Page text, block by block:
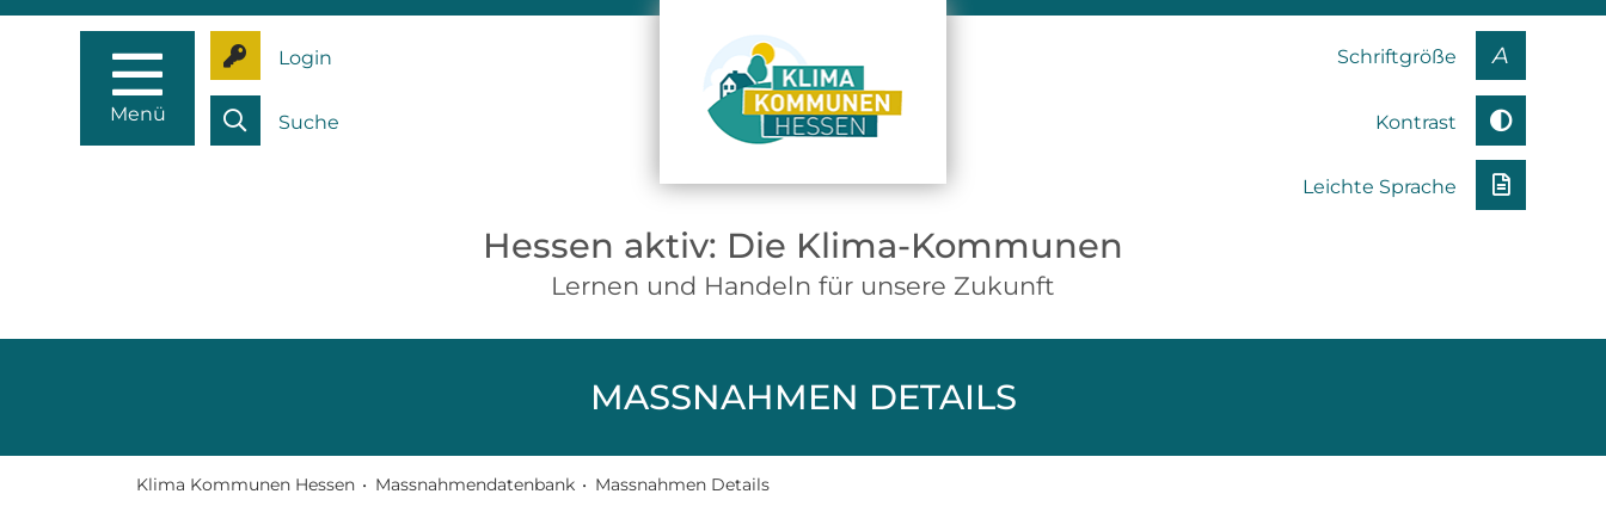
Menü
Login
Suche
Schriftgröße A
Kontrast
Leichte Sprache
Hessen aktiv: Die Klima-Kommunen
Lernen und Handeln für unsere Zukunft
MASSNAHMEN DETAILS
Klima Kommunen Hessen • Massnahmendatenbank • Massnahmen Details